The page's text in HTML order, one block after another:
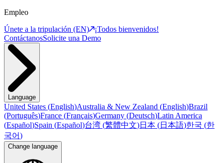
Empleo
Únete a la tripulación (EN)
¡Todos bienvenidos!
ContáctanosSolicite una Demo
Language
United States (English)Australia & New Zealand (English)Brazil
(Português)France (Français)Germany (Deutsch)Latin America
(Español)Spain (Español)台湾 (繁體中文)日本 (日本語)한국 (한
국어)
Change language